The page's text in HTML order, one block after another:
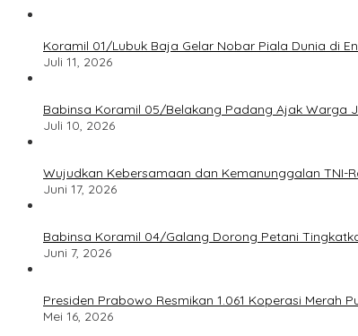
Koramil 01/Lubuk Baja Gelar Nobar Piala Dunia di
Juli 11, 2026
Babinsa Koramil 05/Belakang Padang Ajak Warga
Juli 10, 2026
Wujudkan Kebersamaan dan Kemanunggalan TNI-
Juni 17, 2026
Babinsa Koramil 04/Galang Dorong Petani
Juni 7, 2026
Presiden Prabowo Resmikan 1.061 Koperasi
Mei 16, 2026